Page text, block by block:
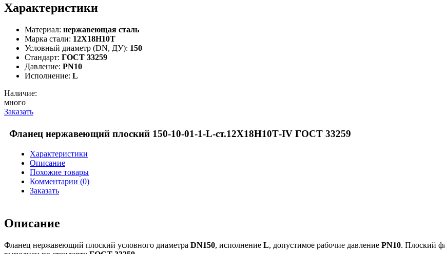
Характеристики
Материал: нержавеющая сталь
Марка стали: 12Х18Н10Т
Условный диаметр (DN, ДУ): 150
Стандарт: ГОСТ 33259
Давление: PN10
Исполнение: L
Наличие:
много
Заказать
Фланец нержавеющий плоский 150-10-01-1-L-ст.12Х18Н10Т-IV ГОСТ 33259
Характеристики
Описание
Похожие товары
Комментарии (0)
Заказать
Описание
Фланец нержавеющий плоский условного диаметра DN150, исполнение L, допустимое рабочие давление PN10. Плоский